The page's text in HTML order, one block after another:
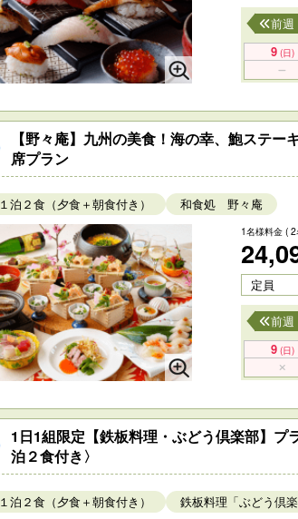
前週
9 (日)
【野々庵】九州の美食！海の幸、鮑ステ
席プラン
１泊２食（夕食＋朝食付き） 和食処 野々庵
1名様料金 (
定員
前週
9 (日)
1日1組限定【鉄板料理・ぶどう倶楽部】プ
泊２食付き〉
１泊２食（夕食＋朝食付き） 鉄板料理「ぶどう倶楽